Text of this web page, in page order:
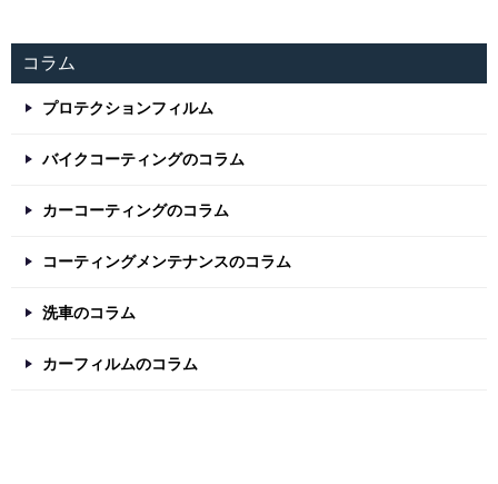
コラム
プロテクションフィルム
バイクコーティングのコラム
カーコーティングのコラム
コーティングメンテナンスのコラム
洗車のコラム
カーフィルムのコラム